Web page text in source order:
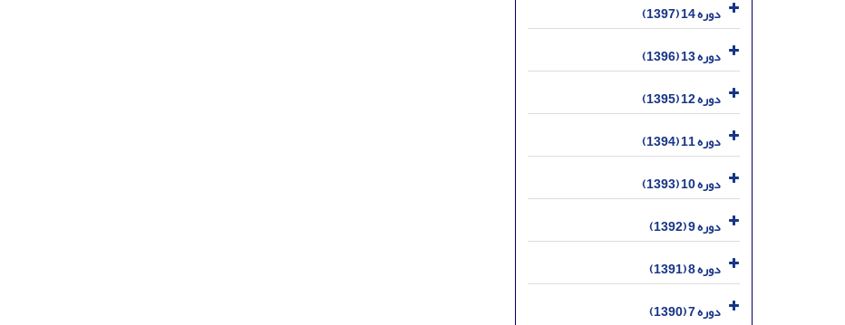
دوره 14 (1397)
دوره 13 (1396)
دوره 12 (1395)
دوره 11 (1394)
دوره 10 (1393)
دوره 9 (1392)
دوره 8 (1391)
دوره 7 (1390)